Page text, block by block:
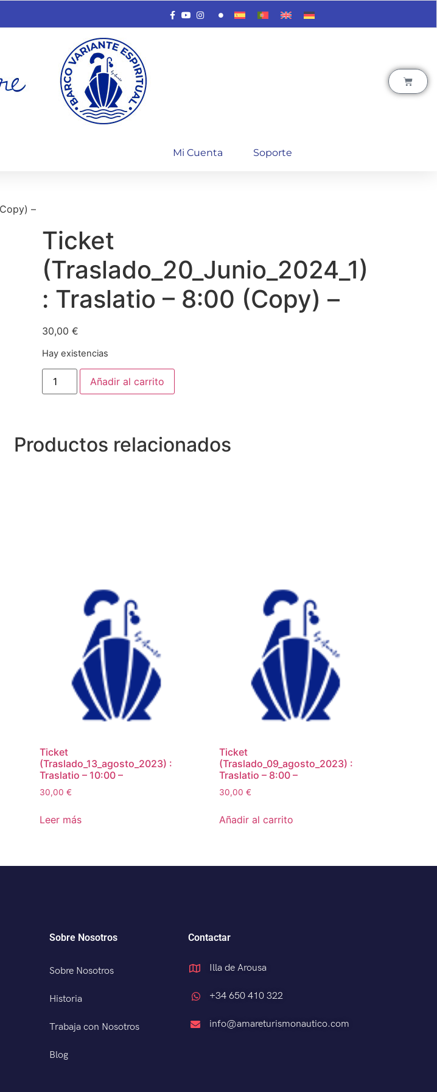
Mi Cuenta Soporte
–
Ticket
(Traslado_20_Junio_2024_1)
: Traslatio – 8:00 (Copy) –
30,00 €
Hay existencias
Añadir al carrito
Productos relacionados
Ticket
(Traslado_13_agosto_2023) :
Traslatio – 10:00 –
30,00€
Leer más
Ticket
(Traslado_09_agosto_2023) :
Traslatio – 8:00 –
30,00€
Añadir al carrito
Sobre Nosotros
Sobre Nosotros
Historia
Trabaja con Nosotros
Blog
Contactar
Illa de Arousa
+34 650 410 322
info@amareturismonautico.com